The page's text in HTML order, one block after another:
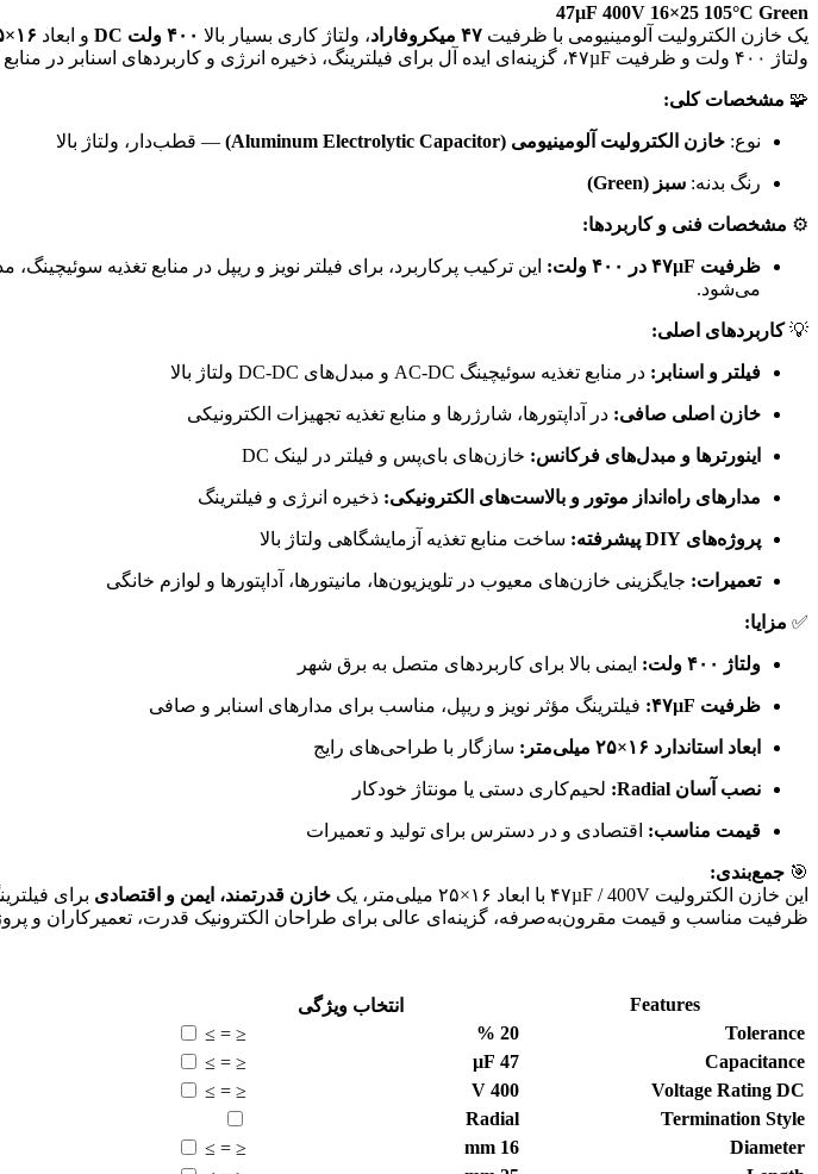
47µF 400V 16×25 105°C Green
یک خازن الکترولیت آلومینیومی با ظرفیت ۴۷ میکروفاراد ، ولتاژ کاری بسیار بالا ۴۰۰ ولت DC و ابعاد ۱۶×۲۵ میلی‌متر
ولتاژ ۴۰۰ ولت و ظرفیت ۴۷µF، گزینه‌ای ایده آل برای فیلترینگ، ذخیره انرژی و کاربردهای اسنابر در منابع تغذیه سوئیچینگ، اینورترها، مدارهای راه‌انداز موتور و تجهیزات متصل به برق شهر است.
🧩 مشخصات کلی:
نوع: خازن الکترولیت آلومینیومی (Aluminum Electrolytic Capacitor) — قطب‌دار، ولتاژ بالا
رنگ بدنه: سبز (Green)
⚙️ مشخصات فنی و کاربردها:
ظرفیت ۴۷µF در ۴۰۰ ولت:
می‌شود.
💡 کاربردهای اصلی:
فیلتر و اسنابر: در منابع تغذیه سوئیچینگ AC-DC و مبدل‌های DC-DC ولتاژ بالا
خازن اصلی صافی: در آداپتورها، شارژرها و منابع تغذیه تجهیزات الکترونیکی
اینورترها و مبدل‌های فرکانس: خازن‌های بای‌پس و فیلتر در لینک DC
مدارهای راه‌انداز موتور و بالاست‌های الکترونیکی: ذخیره انرژی و فیلترینگ
پروژه‌های DIY پیشرفته: ساخت منابع تغذیه آزمایشگاهی ولتاژ بالا
تعمیرات: جایگزینی خازن‌های معیوب در تلویزیون‌ها، مانیتورها، آداپتورها و لوازم خانگی
✅ مزایا:
ولتاژ ۴۰۰ ولت: ایمنی بالا برای کاربردهای متصل به برق شهر
ظرفیت ۴۷µF: فیلترینگ مؤثر نویز و ریپل، مناسب برای مدارهای اسنابر و صافی
ابعاد استاندارد ۱۶×۲۵ میلی‌متر: سازگار با طراحی‌های رایج
نصب آسان Radial: لحیم‌کاری دستی یا مونتاژ خودکار
قیمت مناسب: اقتصادی و در دسترس برای تولید و تعمیرات
🎯 جمع‌بندی:
این خازن الکترولیت ۴۷µF / 400V با ابعاد ۱۶×۲۵ میلی‌متر، یک
خازن قدرتمند، ایمن و اقتصادی برای
ظرفیت مناسب و قیمت مقرون‌به‌صرفه، گزینه‌ای عالی برای طراحان الکترونیک قدرت، تعمیرکاران و
Features
انتخاب ویژگی
Tolerance
20
%
≤
=
≥
Capacitance
47
µF
≤
=
≥
Voltage Rating DC
400
V
≤
=
≥
Termination Style
Radial
Diameter
16
mm
≤
=
≥